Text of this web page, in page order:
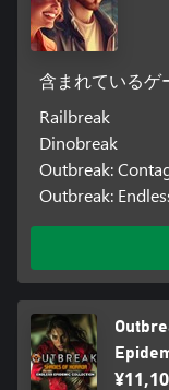
含まれているゲ
Railbreak
Dinobreak
Outbreak:
Outbreak: